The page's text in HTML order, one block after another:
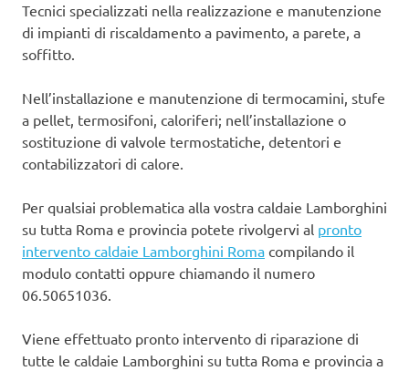
Tecnici specializzati nella realizzazione e manutenzione
di impianti di riscaldamento a pavimento, a parete, a
soffitto.
Nell’installazione e manutenzione di termocamini, stufe
a pellet, termosifoni, caloriferi; nell’installazione o
sostituzione di valvole termostatiche, detentori e
contabilizzatori di calore.
Per qualsiai problematica alla vostra caldaie Lamborghini
su tutta Roma e provincia potete rivolgervi al pronto
intervento caldaie Lamborghini Roma compilando il
modulo contatti oppure chiamando il numero
06.50651036.
Viene effettuato pronto intervento di riparazione di
tutte le caldaie Lamborghini su tutta Roma e provincia a